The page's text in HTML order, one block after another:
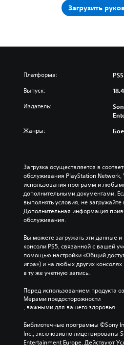
Загрузить
Платформа: PS5
Выпуск:
Издатель:
Жанры:
Загрузка осуществляется в
обслуживания PlayStation
использования программ и
дополнительными документами.
выполнять условия, не
Дополнительная информация
обслуживания.
Вы можете загружать эти данные и
консоли PS5, связанной с вашей
помощью настройки «Общий
игра») и на любых других
в ту же учетную запись.
Перед использованием продукта
Мерами предосторожности
, важными для вашего здоровья.
Библиотечные программы ©Sony
Inc., эксклюзивно лицензированы
Entertainment Europe. Действуют